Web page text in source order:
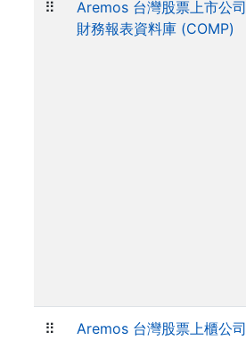
⠿
Aremos 台灣股票上市公司
財務報表資料庫 (COMP)
⠿
Aremos 台灣股票上櫃公司